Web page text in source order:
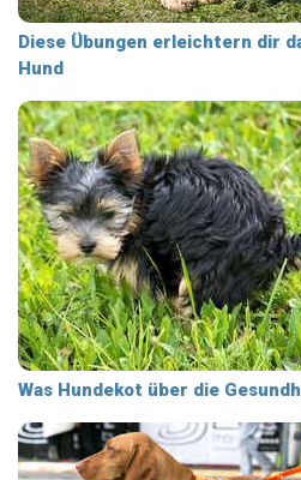
Diese Übungen erleichtern dir
Hund
Was Hundekot über die